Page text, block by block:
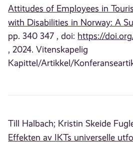
Attitudes of Employees in
with Disabilities in Norway: A
pp. 340 347 , doi: https://
, 2024. Vitenskapelig
Kapittel/Artikkel/
Till Halbach; Kristin Skeide
Effekten av IKTs universelle